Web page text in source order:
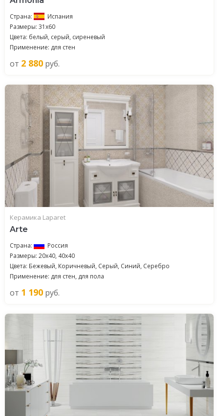
Страна:
Испания
Размеры: 31x60
Цвета: белый, серый, сиреневый
Применение: для стен
от 2 880 руб.
Керамика Laparet
Arte
Страна:
Россия
Размеры: 20x40, 40x40
Цвета: Бежевый, Коричневый, Серый, Синий, Серебро
Применение: для стен, для пола
от 1 190 руб.